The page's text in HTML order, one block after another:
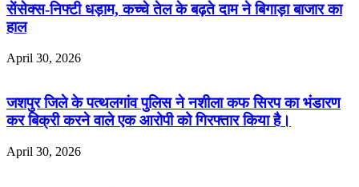
सेंसेक्स-निफ्टी धड़ाम, कच्चे तेल के बढ़ते दाम ने बिगाड़ा बाजार का
हाल
April 30, 2026
जशपुर जिले के पत्थलगांव पुलिस ने नशीला कफ सिरप का भंडारण
कर बिक्री करने वाले एक आरोपी को गिरफ्तार किया है।
April 30, 2026